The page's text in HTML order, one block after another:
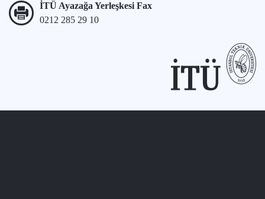
İTÜ Ayazağa Yerleşkesi Fax
0212 285 29 10